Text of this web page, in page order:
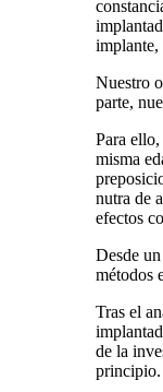
implante,
Nuestro
parte,
Para
misma
nutra de
efectos
Desde
métodos
Tras el
de la
principio.